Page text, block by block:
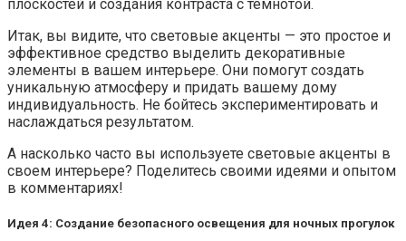
плоскостей и создания контраста с темнотой.
Итак, вы видите, что световые акценты — это простое и
эффективное средство выделить декоративные
элементы в вашем интерьере. Они помогут создать
уникальную атмосферу и придать вашему дому
индивидуальность. Не бойтесь экспериментировать и
наслаждаться результатом.
А насколько часто вы используете световые акценты в
своем интерьере? Поделитесь своими идеями и опытом
в комментариях!
Идея 4: Создание безопасного освещения для ночных прогулок